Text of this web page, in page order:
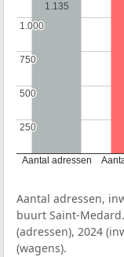
Aantal adressen
250
250
500
500
750
750
1.000
1.000
1.135
Aantal adressen,
buurt Saint-
(adressen), 2024
(wagens).